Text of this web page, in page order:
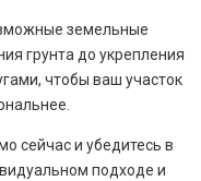
земельные
грунта до укрепления
чтобы ваш участок
сейчас и убедитесь в
подходе и